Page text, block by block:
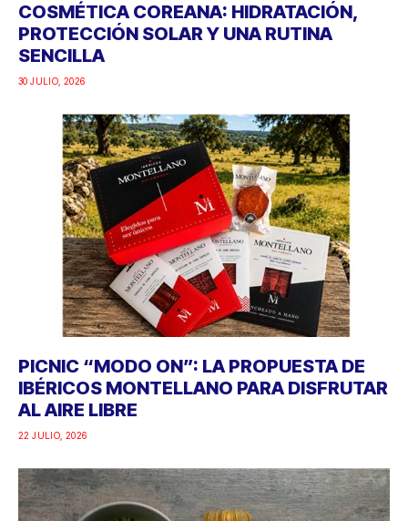
COSMÉTICA COREANA: HIDRATACIÓN,
PROTECCIÓN SOLAR Y UNA RUTINA
SENCILLA
30 JULIO, 2026
PICNIC “MODO ON”: LA PROPUESTA DE
IBÉRICOS MONTELLANO PARA DISFRUTAR
AL AIRE LIBRE
22 JULIO, 2026